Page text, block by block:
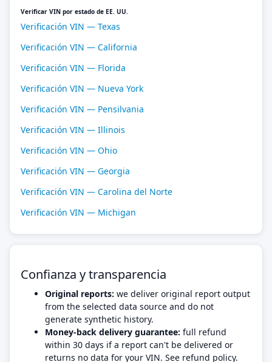
Verificar VIN por estado de EE. UU.
Verificación VIN — Texas
Verificación VIN — California
Verificación VIN — Florida
Verificación VIN — Nueva York
Verificación VIN — Pensilvania
Verificación VIN — Illinois
Verificación VIN — Ohio
Verificación VIN — Georgia
Verificación VIN — Carolina del Norte
Verificación VIN — Michigan
Confianza y transparencia
Original reports: we deliver original report output
from the selected data source and do not
generate synthetic history.
Money-back delivery guarantee: full refund
within 30 days if a report can't be delivered or
returns no data for your VIN. See refund policy.